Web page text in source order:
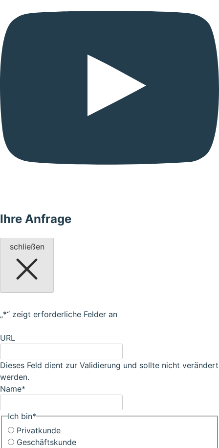
Ihre Anfrage
„*“ zeigt erforderliche Felder an
URL
Dieses Feld dient zur Validierung und sollte nicht verändert
werden.
Name*
Ich bin*
Privatkunde
Geschäftskunde